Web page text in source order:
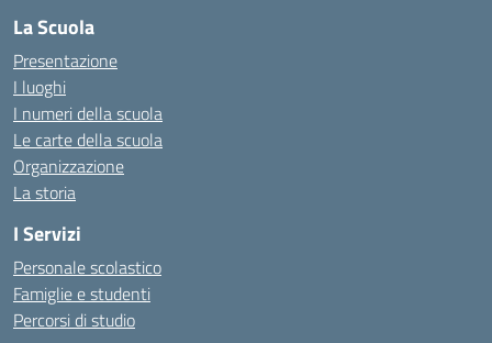
La Scuola
Presentazione
I luoghi
I numeri della scuola
Le carte della scuola
Organizzazione
La storia
I Servizi
Personale scolastico
Famiglie e studenti
Percorsi di studio